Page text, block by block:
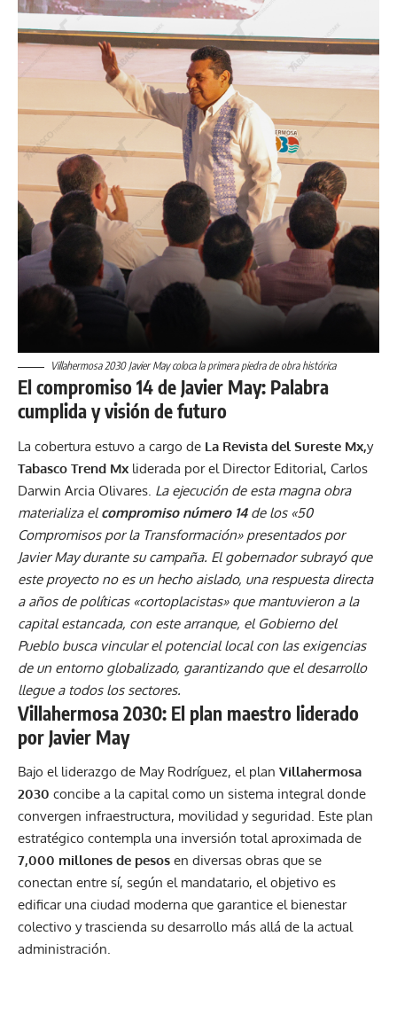
Villahermosa 2030 Javier May coloca la primera piedra de obra histórica
El compromiso 14 de Javier May: Palabra
cumplida y visión de futuro
La cobertura estuvo a cargo de La Revista del Sureste Mx,y
Tabasco Trend Mx liderada por el Director Editorial, Carlos
Darwin Arcia Olivares. La ejecución de esta magna obra
materializa el compromiso número 14de los «50
Compromisos por la Transformación» presentados por
Javier May durante su campaña. El gobernador subrayó que
este proyecto no es un hecho aislado, una respuesta directa
a años de políticas «cortoplacistas» que mantuvieron a la
capital estancada, con este arranque, el Gobierno del
Pueblo busca vincular el potencial local con las exigencias
de un entorno globalizado, garantizando que el desarrollo
llegue a todos los sectores.
Villahermosa 2030: El plan maestro liderado
por Javier May
Bajo el liderazgo de May Rodríguez, el plan Villahermosa
2030 concibe a la capital como un sistema integral donde
convergen infraestructura, movilidad y seguridad. Este plan
estratégico contempla una inversión total aproximada de
7,000 millones de pesos en diversas obras que se
conectan entre sí, según el mandatario, el objetivo es
edificar una ciudad moderna que garantice el bienestar
colectivo y trascienda su desarrollo más allá de la actual
administración.